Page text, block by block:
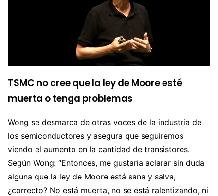
TSMC no cree que la ley de Moore esté
muerta o tenga problemas
Wong se desmarca de otras voces de la industria de
los semiconductores y asegura que seguiremos
viendo el aumento en la cantidad de transistores.
Según Wong: “Entonces, me gustaría aclarar sin duda
alguna que la ley de Moore está sana y salva,
¿correcto? No está muerta, no se está ralentizando, ni